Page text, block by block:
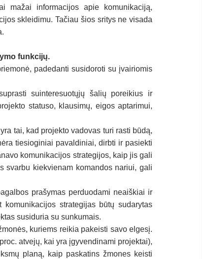
mažai informacijos apie komunikaciją,
skleidimu. Tačiau šios sritys ne visada
funkcijų.
padedanti susidoroti su įvairiomis
suinteresuotųjų šalių poreikius ir
statuso, klausimų, eigos aptarimui,
tai, kad projekto vadovas turi rasti būdą,
tiesioginiai pavaldiniai, dirbti ir pasiekti
komunikacijos strategijos, kaip jis gali
svarbu kiekvienam komandos nariui, gali
prašymas perduodami neaiškiai ir
strategijas būtų sudarytas
susiduria su sunkumais.
kuriems reikia pakeisti savo elgesį.
atvejų, kai yra įgyvendinami projektai),
planą, kaip paskatins žmones keisti